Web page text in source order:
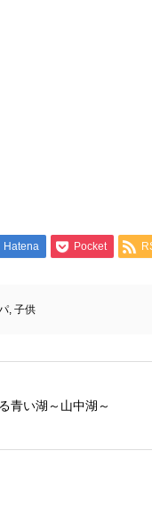
Hatena Pocket
, 子供
青い湖～山中湖～